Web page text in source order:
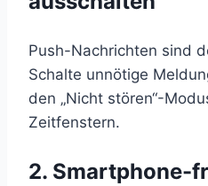
Push-Nachrichten sind
Schalte unnötige
den „Nicht stören“-
Zeitfenstern.
2. Smartphone-